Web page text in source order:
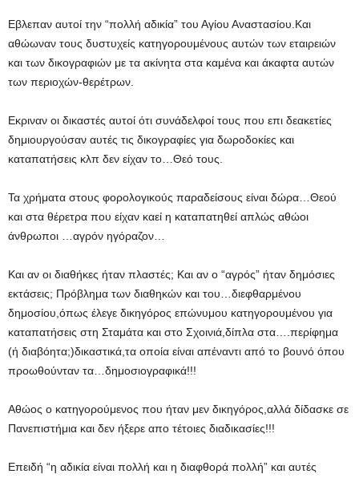
Εβλεπαν αυτοί την “πολλή αδικία” του Αγίου Αναστασίου.Και
αθώωναν τους δυστυχείς κατηγορουμένους αυτών των εταιρειών
και των δικογραφιών με τα ακίνητα στα καμένα και άκαφτα αυτών
των περιοχών-θερέτρων.
Εκριναν οι δικαστές αυτοί ότι συνάδελφοί τους που επι δεακετίες
δημιουργούσαν αυτές τις δικογραφίες για δωροδοκίες και
καταπατήσεις κλπ δεν είχαν το…Θεό τους.
Τα χρήματα στους φορολογικούς παραδείσους είναι δώρα…Θεού
και στα θέρετρα που είχαν καεί η καταπατηθεί απλώς αθώοι
άνθρωποι …αγρόν ηγόραζον…
Και αν οι διαθήκες ήταν πλαστές; Και αν ο “αγρός” ήταν δημόσιες
εκτάσεις; Πρόβλημα των διαθηκών και του…διεφθαρμένου
δημοσίου,όπως έλεγε δικηγόρος επώνυμου κατηγορουμένου για
καταπατήσεις στη Σταμάτα και στο Σχοινιά,δίπλα στα….περίφημα
(ή διαβόητα;)δικαστικά,τα οποία είναι απέναντι από το βουνό όπου
προωθούνταν τα…δημοσιογραφικά!!!
Αθώος ο κατηγορούμενος που ήταν μεν δικηγόρος,αλλά δίδασκε σε
Πανεπιστήμια και δεν ήξερε απο τέτοιες διαδικασίες!!!
Επειδή “η αδικία είναι πολλή και η διαφθορά πολλή” και αυτές